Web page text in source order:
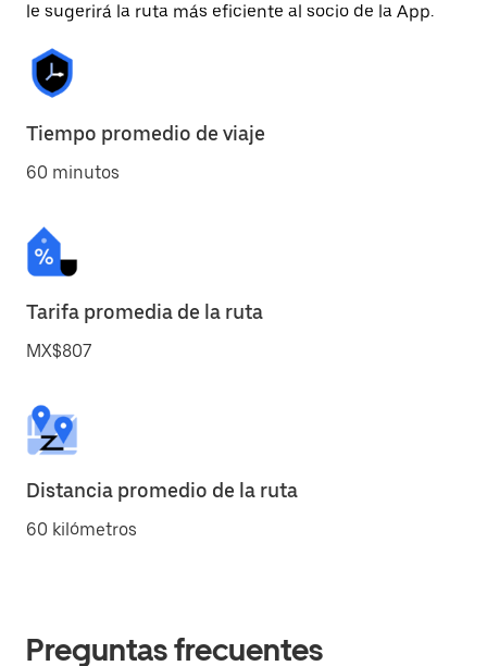
le sugerirá la ruta más eficiente al socio de la App.
Tiempo promedio de viaje
60 minutos
Tarifa promedia de la ruta
MX$807
Distancia promedio de la ruta
60 kilómetros
Preguntas frecuentes